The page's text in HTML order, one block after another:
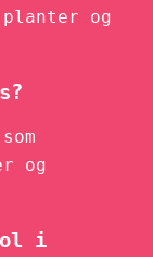
og
og
i